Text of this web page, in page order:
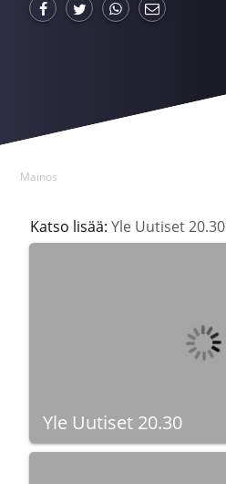
Mainos
Katso lisää: Yle Uutiset 20.30
Yle Uutiset 20.30